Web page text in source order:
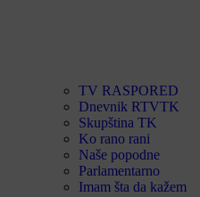
TV RASPORED
Dnevnik RTVTK
Skupština TK
Ko rano rani
Naše popodne
Parlamentarno
Imam šta da kažem